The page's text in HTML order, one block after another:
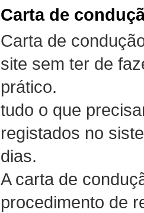
Carta de
Carta de
site sem ter de
prático.
tudo o que
registados no
dias.
A carta de
procedimento de